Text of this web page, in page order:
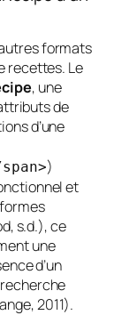
formats
recettes. Le
, une
de
d’une
)
et
s.d.), ce
une
d’un
2011).